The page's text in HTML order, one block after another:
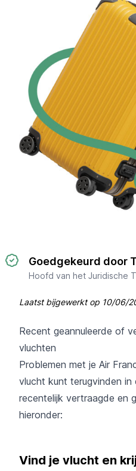
Goedgekeurd door
Hoofd van het Juridische
Laatst bijgewerkt op 10/06/
Recent geannuleerde of
vluchten
Problemen met je Air
vlucht kunt terugvinden
recentelijk vertraagde en
hieronder:
Vind je vlucht en